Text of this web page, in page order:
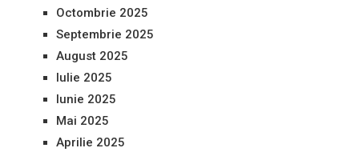
Octombrie 2025
Septembrie 2025
August 2025
Iulie 2025
Iunie 2025
Mai 2025
Aprilie 2025